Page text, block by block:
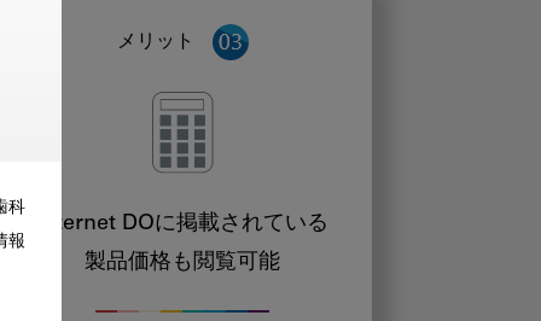
科
報
メリット
Internet DOに掲載されている
製品価格も閲覧可能